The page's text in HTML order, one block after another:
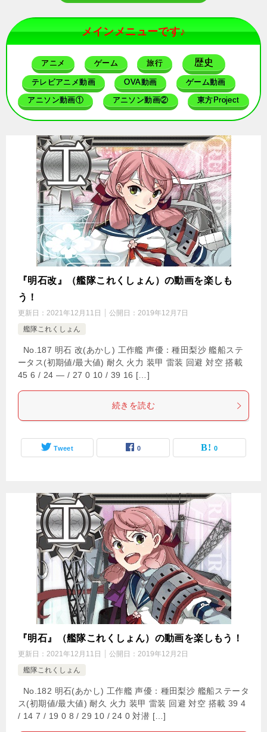
メインメニューです♪
アニメ ゲーム 旅行 歴史
テレビアニメ動画 OVA動画 ゲーム動画
アニソン動画① アニソン動画② 東方Project
『明石改』（艦隊これくしょん）の動画を楽しも
う！
更新日： 2021年12月11日 公開日： 2019年12月7日
艦隊これくしょん
No.187 明石 改(あかし) 工作艦 声優：種田梨沙 艦船ステ
ータス(初期値/最大値) 耐久 火力 装甲 雷装 回避 対空 搭載
45 6 / 24 — / 27 0 10 / 39 16 […]
続きを読む
Tweet 0 0
『明石』（艦隊これくしょん）の動画を楽しもう！
更新日： 2021年12月11日 公開日： 2019年12月2日
艦隊これくしょん
No.182 明石(あかし) 工作艦 声優：種田梨沙 艦船ステータ
ス(初期値/最大値) 耐久 火力 装甲 雷装 回避 対空 搭載 39 4
/ 14 7 / 19 0 8 / 29 10 / 24 0 対潜 […]